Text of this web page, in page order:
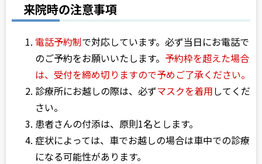
来院時の注意事項
電話予約制で対応しています。必ず当日にお電話で
のご予約をお願いいたします。 予約枠を超えた場合
は、受付を締め切りますので予めご了承ください。
診療所にお越しの際は、必ずマスクを着用してくだ
さい。
患者さんの付添は、原則1名とします。
症状によっては、車でお越しの場合は車中での診療
になる可能性があります。